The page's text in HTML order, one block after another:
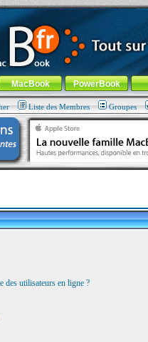
nomade !
menu général-Aller au menu
MacBook PowerBook
Liste des Membres Groupes
des utilisateurs en ligne ?